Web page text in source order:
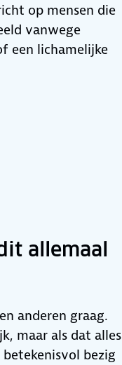
op mensen die
vanwege
een lichamelijke
allemaal
anderen graag.
maar als dat alles
bezig